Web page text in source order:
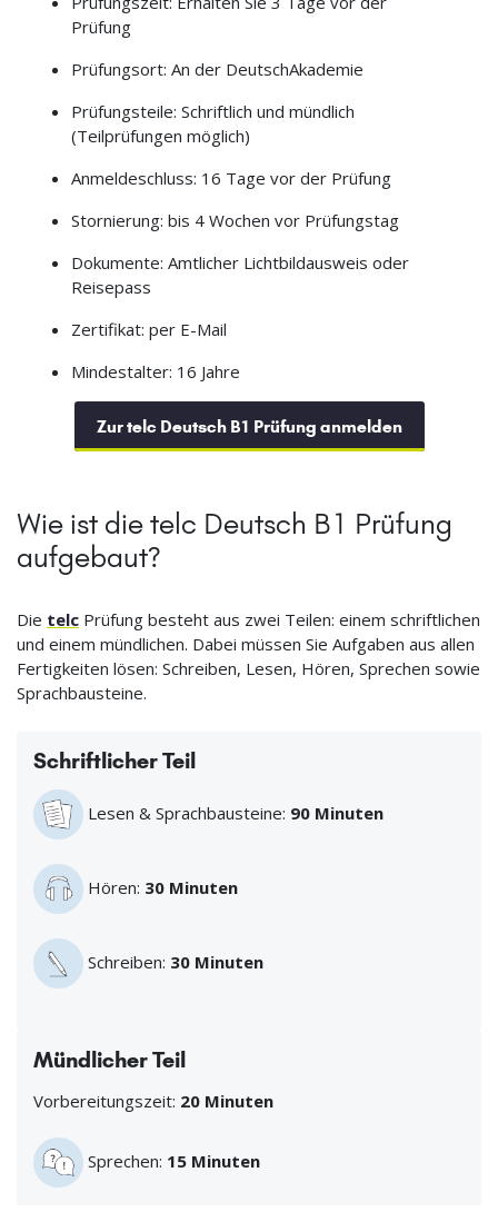
Prüfung
Prüfungsort: An der DeutschAkademie
Prüfungsteile: Schriftlich und mündlich
(Teilprüfungen möglich)
Anmeldeschluss: 16 Tage vor der Prüfung
Stornierung: bis 4 Wochen vor Prüfungstag
Dokumente: Amtlicher Lichtbildausweis oder
Reisepass
Zertifikat: per E-Mail
Mindestalter: 16 Jahre
Zur telc Deutsch B1 Prüfung anmelden
Wie ist die telc Deutsch B1 Prüfung
aufgebaut?
Die telc Prüfung besteht aus zwei Teilen: einem schriftlichen
und einem mündlichen. Dabei müssen Sie Aufgaben aus allen
Fertigkeiten lösen: Schreiben, Lesen, Hören, Sprechen sowie
Sprachbausteine.
Schriftlicher Teil
Lesen & Sprachbausteine: 90 Minuten
Hören: 30 Minuten
Schreiben: 30 Minuten
Mündlicher Teil
Vorbereitungszeit: 20 Minuten
Sprechen: 15 Minuten